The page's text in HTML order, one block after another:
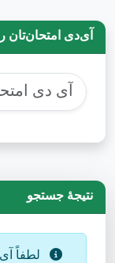
آی‌دی امتحان‌تان
نتیجۀ جستجو
لطفاً